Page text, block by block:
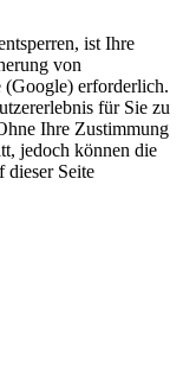
ist Ihre
von
(Google) erforderlich.
für Sie zu
Ihre Zustimmung
jedoch können die
dieser Seite